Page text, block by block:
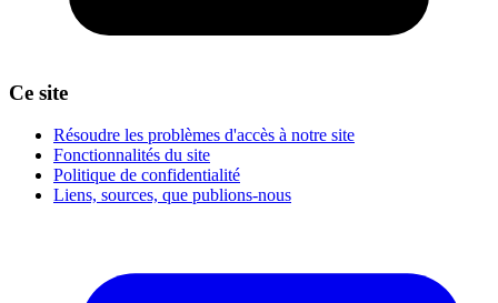
Ce site
Résoudre les problèmes d'accès à notre site
Fonctionnalités du site
Politique de confidentialité
Liens, sources, que publions-nous